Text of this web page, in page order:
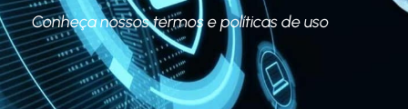
Conheça nossos termos e políticas de uso